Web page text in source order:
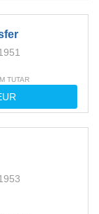
TUTAR